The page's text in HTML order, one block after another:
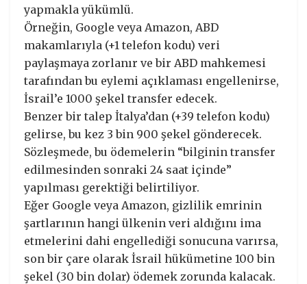
yapmakla yükümlü.
Örneğin, Google veya Amazon, ABD
makamlarıyla (+1 telefon kodu) veri
paylaşmaya zorlanır ve bir ABD mahkemesi
tarafından bu eylemi açıklaması engellenirse,
İsrail’e 1000 şekel transfer edecek.
Benzer bir talep İtalya’dan (+39 telefon kodu)
gelirse, bu kez 3 bin 900 şekel gönderecek.
Sözleşmede, bu ödemelerin “bilginin transfer
edilmesinden sonraki 24 saat içinde”
yapılması gerektiği belirtiliyor.
Eğer Google veya Amazon, gizlilik emrinin
şartlarının hangi ülkenin veri aldığını ima
etmelerini dahi engellediği sonucuna varırsa,
son bir çare olarak İsrail hükümetine 100 bin
şekel (30 bin dolar) ödemek zorunda kalacak.